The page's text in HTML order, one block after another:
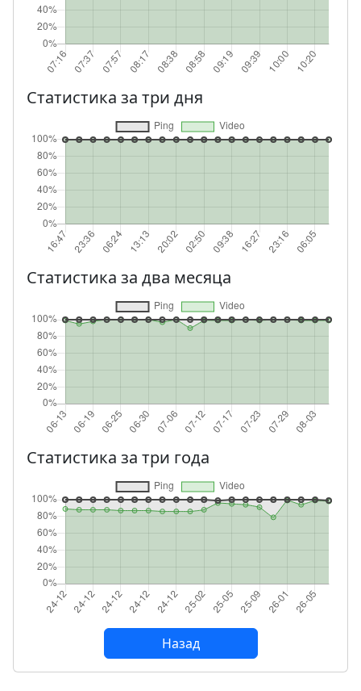
Статистика за три дня
Статистика за два месяца
Статистика за три года